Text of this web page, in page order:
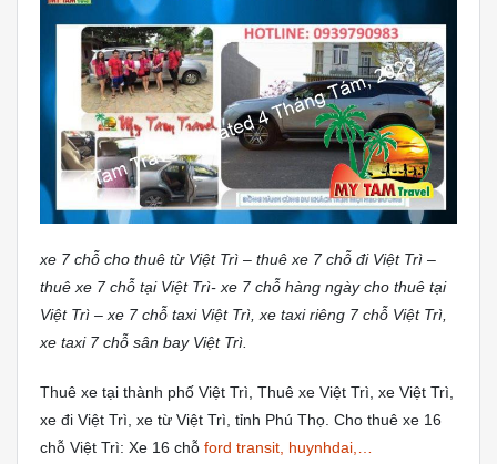
xe 7 chỗ cho thuê từ Việt Trì – thuê xe 7 chỗ đi Việt Trì –
thuê xe 7 chỗ tại Việt Trì- xe 7 chỗ hàng ngày cho thuê tại
Việt Trì – xe 7 chỗ taxi Việt Trì, xe taxi riêng 7 chỗ Việt Trì,
xe taxi 7 chỗ sân bay Việt Trì.
Thuê xe tại thành phố Việt Trì, Thuê xe Việt Trì, xe Việt Trì,
xe đi Việt Trì, xe từ Việt Trì, tỉnh Phú Thọ. Cho thuê xe 16
chỗ Việt Trì: Xe 16 chỗ ford transit, huynhdai,…